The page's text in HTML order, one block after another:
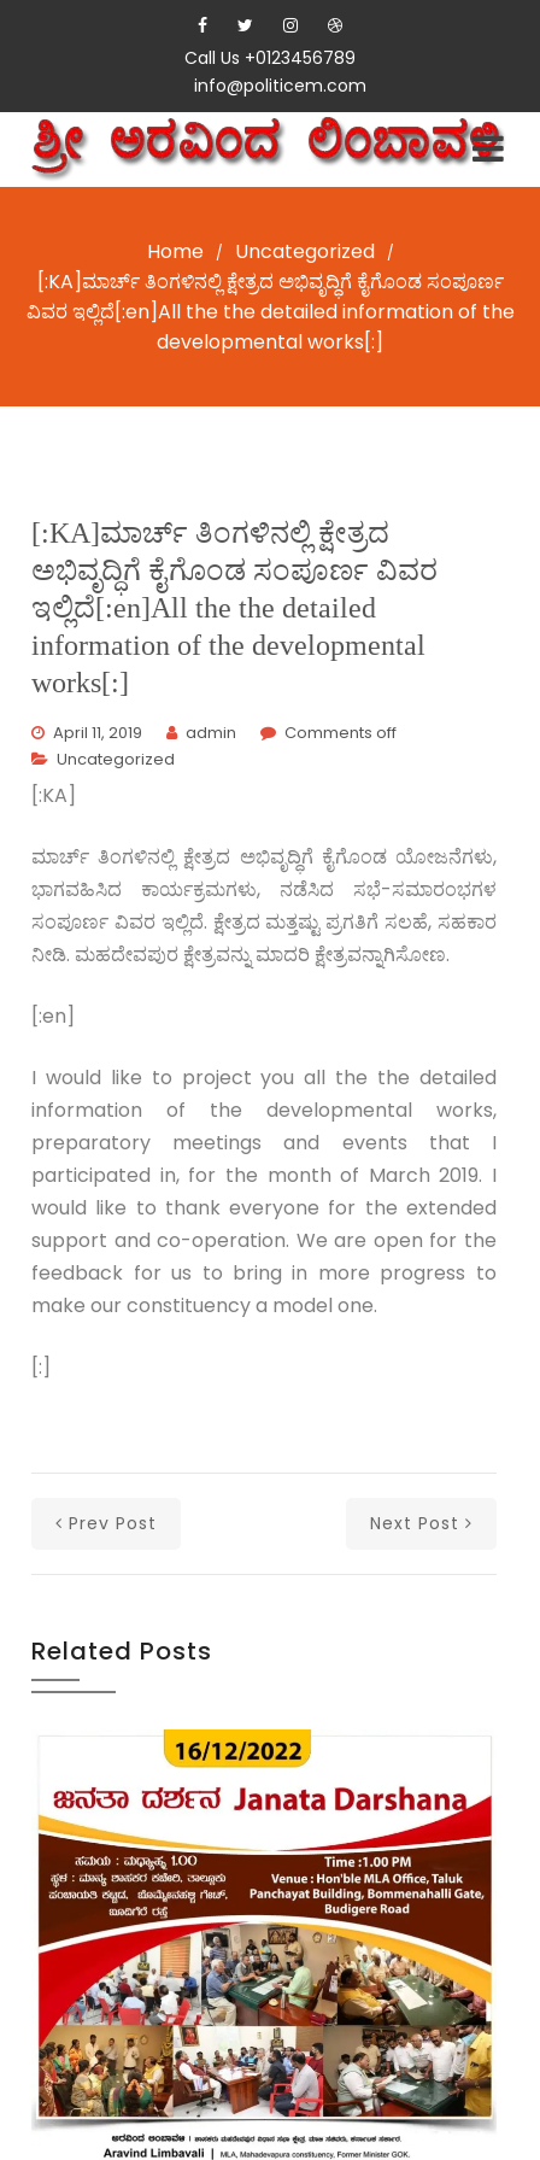
Call Us +0123456789
info@politicem.com
Home / Uncategorized /
[:KA]ಮಾರ್ಚ್ ತಿಂಗಳಿನಲ್ಲಿ ಕ್ಷೇತ್ರದ ಅಭಿವೃದ್ಧಿಗೆ ಕೈಗೊಂಡ ಸಂಪೂರ್ಣ
ವಿವರ ಇಲ್ಲಿದೆ[:en]All the the detailed information of the
developmental works[:]
[:KA]ಮಾರ್ಚ್ ತಿಂಗಳಿನಲ್ಲಿ ಕ್ಷೇತ್ರದ
ಅಭಿವೃದ್ಧಿಗೆ ಕೈಗೊಂಡ ಸಂಪೂರ್ಣ ವಿವರ
ಇಲ್ಲಿದೆ[:en]All the the detailed
information of the developmental
works[:]
April 11, 2019 admin
Comments off
Uncategorized
[:KA]
ಮಾರ್ಚ್ ತಿಂಗಳಿನಲ್ಲಿ ಕ್ಷೇತ್ರದ ಅಭಿವೃದ್ಧಿಗೆ ಕೈಗೊಂಡ ಯೋಜನೆಗಳು,
ಭಾಗವಹಿಸಿದ ಕಾರ್ಯಕ್ರಮಗಳು, ನಡೆಸಿದ ಸಭೆ-ಸಮಾರಂಭಗಳ
ಸಂಪೂರ್ಣ ವಿವರ ಇಲ್ಲಿದೆ. ಕ್ಷೇತ್ರದ ಮತ್ತಷ್ಟು ಪ್ರಗತಿಗೆ ಸಲಹೆ, ಸಹಕಾರ
ನೀಡಿ. ಮಹದೇವಪುರ ಕ್ಷೇತ್ರವನ್ನು ಮಾದರಿ ಕ್ಷೇತ್ರವನ್ನಾಗಿಸೋಣ.
[:en]
I would like to project you all the the detailed
information of the developmental works,
preparatory meetings and events that I
participated in, for the month of March 2019. I
would like to thank everyone for the extended
support and co-operation. We are open for the
feedback for us to bring in more progress to
make our constituency a model one.
[:]
Prev Post Next Post
Related Posts